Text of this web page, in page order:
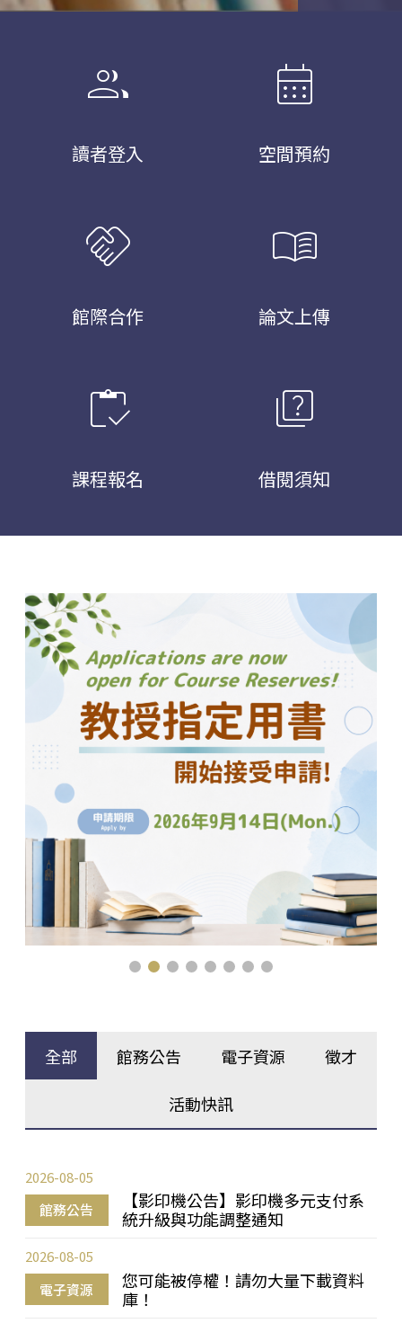
group
讀者登入
calendar_month
空間預約
handshake
館際合作
menu_book
論文上傳
inventory
課程報名
quiz
借閱須知
全部 館務公告 電子資源 徵才
活動快訊
館務公告
【影印機公告】影印機多元支付系
統升級與功能調整通知
2026-08-05
電子資源
您可能被停權！請勿大量下載資料
庫！
2026-08-05